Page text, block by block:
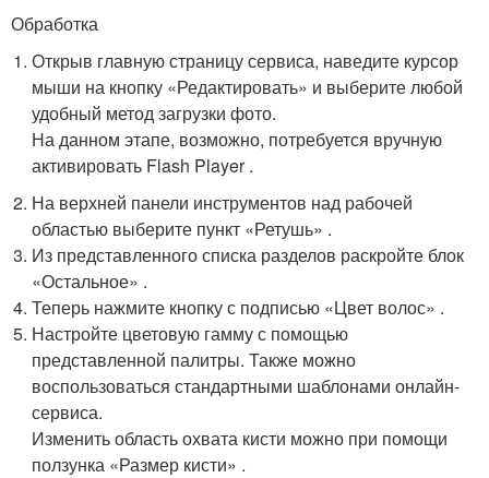
Обработка
Открыв главную страницу сервиса, наведите курсор
мыши на кнопку «Редактировать» и выберите любой
удобный метод загрузки фото.
На данном этапе, возможно, потребуется вручную
активировать Flash Player .
На верхней панели инструментов над рабочей
областью выберите пункт «Ретушь» .
Из представленного списка разделов раскройте блок
«Остальное» .
Теперь нажмите кнопку с подписью «Цвет волос» .
Настройте цветовую гамму с помощью
представленной палитры. Также можно
воспользоваться стандартными шаблонами онлайн-
сервиса.
Изменить область охвата кисти можно при помощи
ползунка «Размер кисти» .